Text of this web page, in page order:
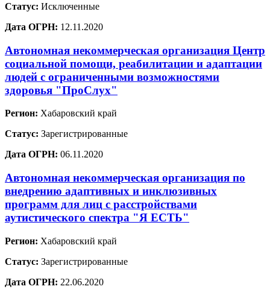
Статус: Исключенные
Дата ОГРН: 12.11.2020
Автономная некоммерческая организация Центр
социальной помощи, реабилитации и адаптации
людей с ограниченными возможностями
здоровья "ПроСлух"
Регион: Хабаровский край
Статус: Зарегистрированные
Дата ОГРН: 06.11.2020
Автономная некоммерческая организация по
внедрению адаптивных и инклюзивных
программ для лиц с расстройствами
аутистического спектра "Я ЕСТЬ"
Регион: Хабаровский край
Статус: Зарегистрированные
Дата ОГРН: 22.06.2020